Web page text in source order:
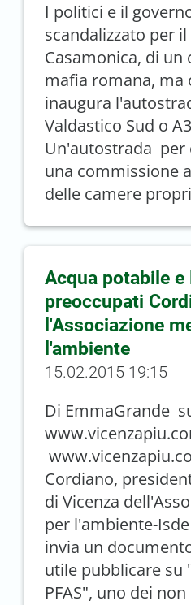
I politici e il
scandalizzato per
Casamonica, di un
mafia romana, ma
inaugura
Valdastico Sud o
Un'autostrada per
una commissione
delle camere
Acqua potabile e
preoccupati
l'Associazione
l'ambiente
15.02.2015 19:15
Di EmmaGrande
Cordiano,
di Vicenza
per l'ambiente-
invia un
utile pubblicare su
PFAS", uno dei